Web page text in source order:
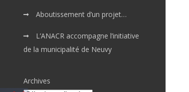
Aboutissement d’un projet…
L’ANACR accompagne l’initiative
de la municipalité de Neuvy
Archives